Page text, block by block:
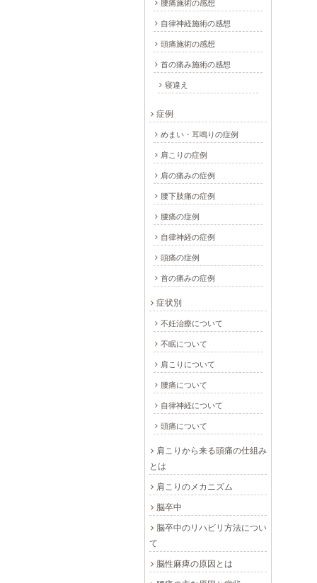
腰痛施術の感想
自律神経施術の感想
頭痛施術の感想
首の痛み施術の感想
寝違え
症例
めまい・耳鳴りの症例
肩こりの症例
肩の痛みの症例
腰下肢痛の症例
腰痛の症例
自律神経の症例
頭痛の症例
首の痛みの症例
症状別
不妊治療について
不眠について
肩こりについて
腰痛について
自律神経について
頭痛について
肩こりから来る頭痛の仕組み
とは
肩こりのメカニズム
脳卒中
脳卒中のリハビリ方法につい
て
脳性麻痺の原因とは